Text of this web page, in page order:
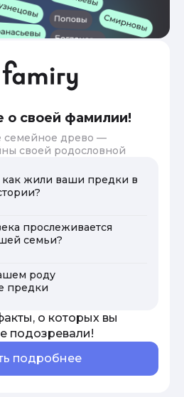
о своей фамилии!
семейное древо —
своей родословной
жили ваши предки в
прослеживается
семьи?
роду
предки
о которых вы
подозревали!
подробнее